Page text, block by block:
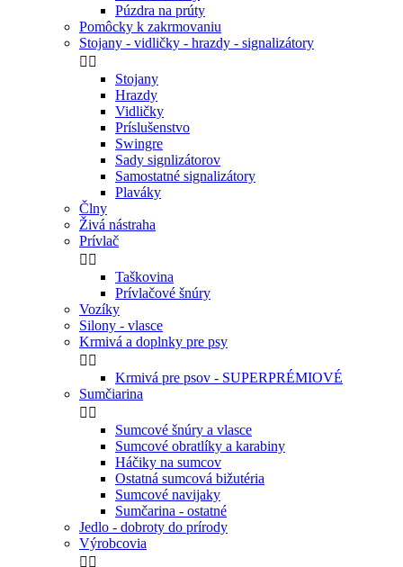
Púzdra na prúty
Pomôcky k zakrmovaniu
Stojany - vidličky - hrazdy - signalizátory
 
Stojany
Hrazdy
Vidličky
Príslušenstvo
Swingre
Sady signlizátorov
Samostatné signalizátory
Plaváky
Člny
Živá nástraha
Prívlač
 
Taškovina
Prívlačové šnúry
Vozíky
Silony - vlasce
Krmivá a doplnky pre psy
 
Krmivá pre psov - SUPERPRÉMIOVÉ
Sumčiarina
 
Sumcové šnúry a vlasce
Sumcové obratlíky a karabiny
Háčiky na sumcov
Ostatná sumcová bižutéria
Sumcové navijaky
Sumčarina - ostatné
Jedlo - dobroty do prírody
Výrobcovia
 